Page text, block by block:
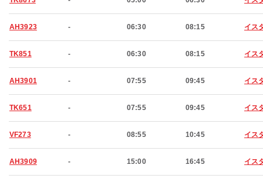
AH3923 - 06:30 08:15 イス
TK851 - 06:30 08:15 イス
AH3901 - 07:55 09:45 イス
TK651 - 07:55 09:45 イス
VF273 - 08:55 10:45 イス
AH3909 - 15:00 16:45 イス